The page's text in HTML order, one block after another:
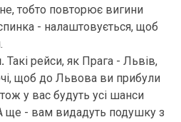
тобто повторює вигини
- налаштовується, щоб
Такі рейси, як Прага - Львів,
щоб до Львова ви прибули
у вас будуть усі шанси
ще - вам видадуть подушку з